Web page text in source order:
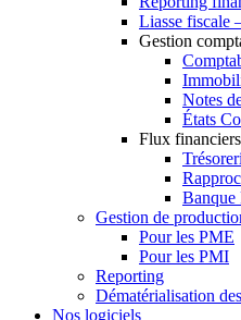
Liasse fiscale
Gestion
Notes
États
Flux
Banque
Gestion de
Pour les PME
Pour les PMI
Reporting
Dématérialisation
Nos logiciels